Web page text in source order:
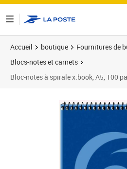
Accueil boutique Fournitures de
Blocs-notes et carnets
Bloc-notes à spirale x.book, A5, 100